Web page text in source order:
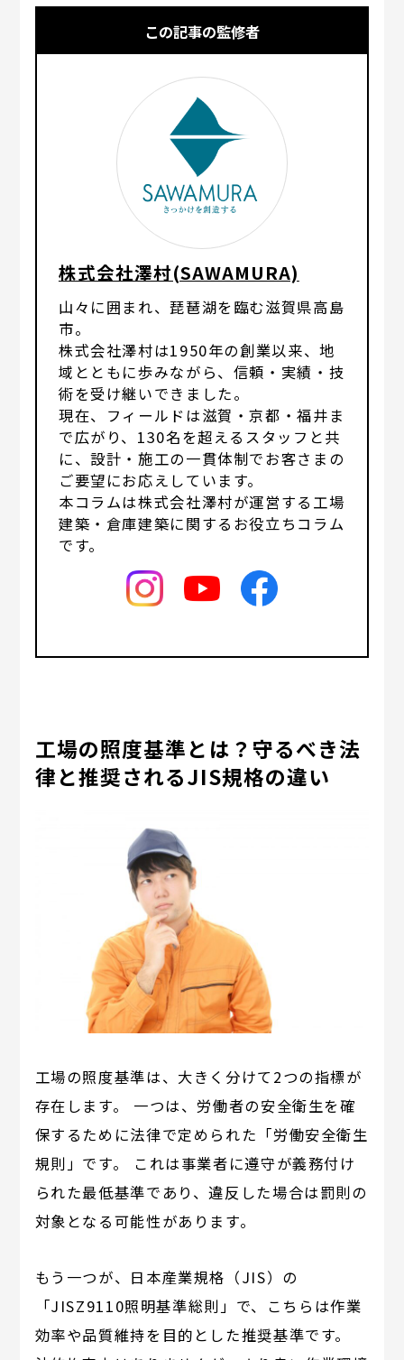
この記事の監修者
株式会社澤村(SAWAMURA)
山々に囲まれ、琵琶湖を臨む滋賀県高島
市。
株式会社澤村は1950年の創業以来、地
域とともに歩みながら、信頼・実績・技
術を受け継いできました。
現在、フィールドは滋賀・京都・福井ま
で広がり、130名を超えるスタッフと共
に、設計・施工の一貫体制でお客さまの
ご要望にお応えしています。
本コラムは株式会社澤村が運営する工場
建築・倉庫建築に関するお役立ちコラム
です。
工場の照度基準とは？守るべき法
律と推奨されるJIS規格の違い
工場の照度基準は、大きく分けて2つの指標が
存在します。 一つは、労働者の安全衛生を確
保するために法律で定められた「労働安全衛生
規則」です。 これは事業者に遵守が義務付け
られた最低基準であり、違反した場合は罰則の
対象となる可能性があります。
もう一つが、日本産業規格（JIS）の
「JISZ9110照明基準総則」で、こちらは作業
効率や品質維持を目的とした推奨基準です。